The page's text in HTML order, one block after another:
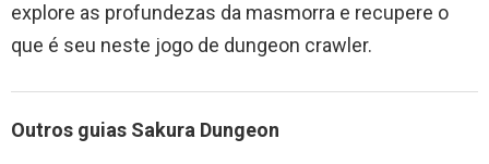
explore as profundezas da masmorra e recupere o
que é seu neste jogo de dungeon crawler.
Outros guias Sakura Dungeon